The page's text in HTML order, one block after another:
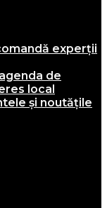
experții
de
local
și noutățile